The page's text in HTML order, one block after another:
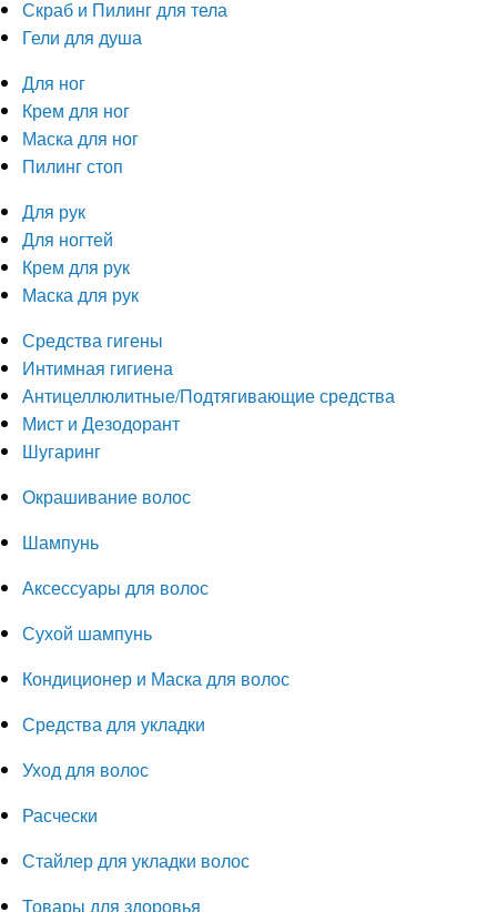
Скраб и Пилинг для тела
Гели для душа
Для ног
Крем для ног
Маска для ног
Пилинг стоп
Для рук
Для ногтей
Крем для рук
Маска для рук
Средства гигены
Интимная гигиена
Антицеллюлитные/Подтягивающие средства
Мист и Дезодорант
Шугаринг
Окрашивание волос
Шампунь
Аксессуары для волос
Сухой шампунь
Кондиционер и Маска для волос
Средства для укладки
Уход для волос
Расчески
Стайлер для укладки волос
Товары для здоровья